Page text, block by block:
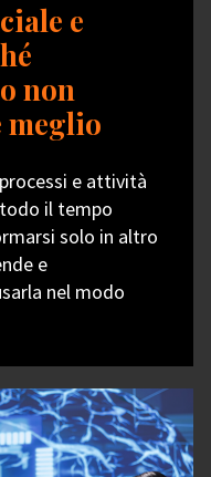
e
non
meglio
e attività
il tempo
solo in altro
e
nel modo